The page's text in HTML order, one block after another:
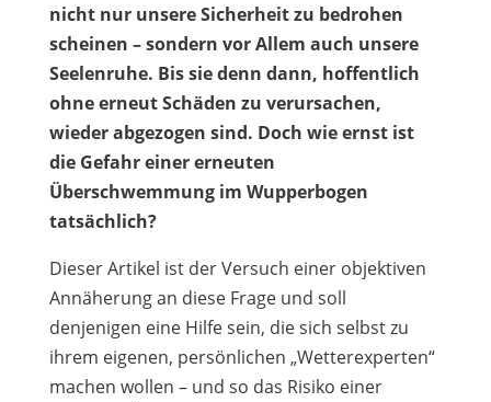
nicht nur unsere Sicherheit zu bedrohen
scheinen – sondern vor Allem auch unsere
Seelenruhe. Bis sie denn dann, hoffentlich
ohne erneut Schäden zu verursachen,
wieder abgezogen sind. Doch wie ernst ist
die Gefahr einer erneuten
Überschwemmung im Wupperbogen
tatsächlich?
Dieser Artikel ist der Versuch einer objektiven
Annäherung an diese Frage und soll
denjenigen eine Hilfe sein, die sich selbst zu
ihrem eigenen, persönlichen „Wetterexperten“
machen wollen – und so das Risiko einer